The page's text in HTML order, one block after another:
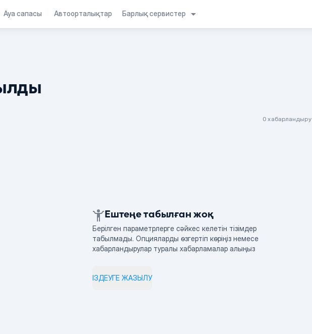
Ауа сапасы Автоорталықтар Барлық сервистер
0 хабарландыру
Ештеңе табылған жоқ
Берілген параметрлерге сәйкес келетін тізімдер
табылмады. Опцияларды өзгертіп көріңіз немесе
хабарландырулар туралы хабарламалар алыңыз
ІЗДЕУГЕ ЖАЗЫЛУ